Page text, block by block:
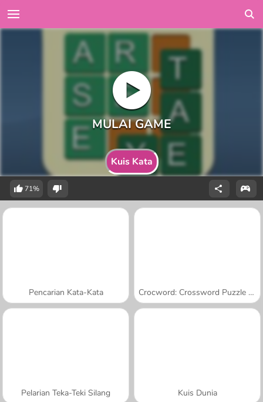
Kuis Kata
71%
Pencarian Kata-Kata Crocword: Crossword Puzzle Game
Pelarian Teka-Teki Silang Kuis Dunia